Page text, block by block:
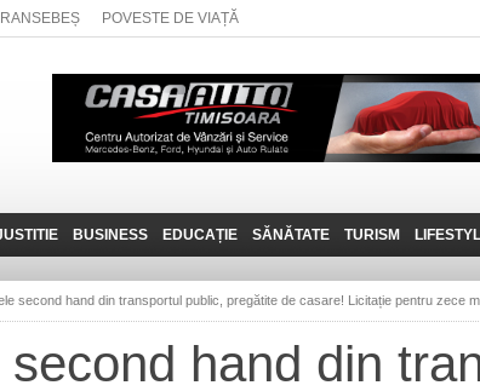
POVESTE DE VIAȚĂ
BUSINESS
JOB-URI
TEHNIT
EDUCAȚIE SĂNĂTATE TURISM
PRIN MUNȚII
BANATULUI
FANTASTICUL
second hand din transportul public, pregătite de casare! Licitație pentru zece
hand din